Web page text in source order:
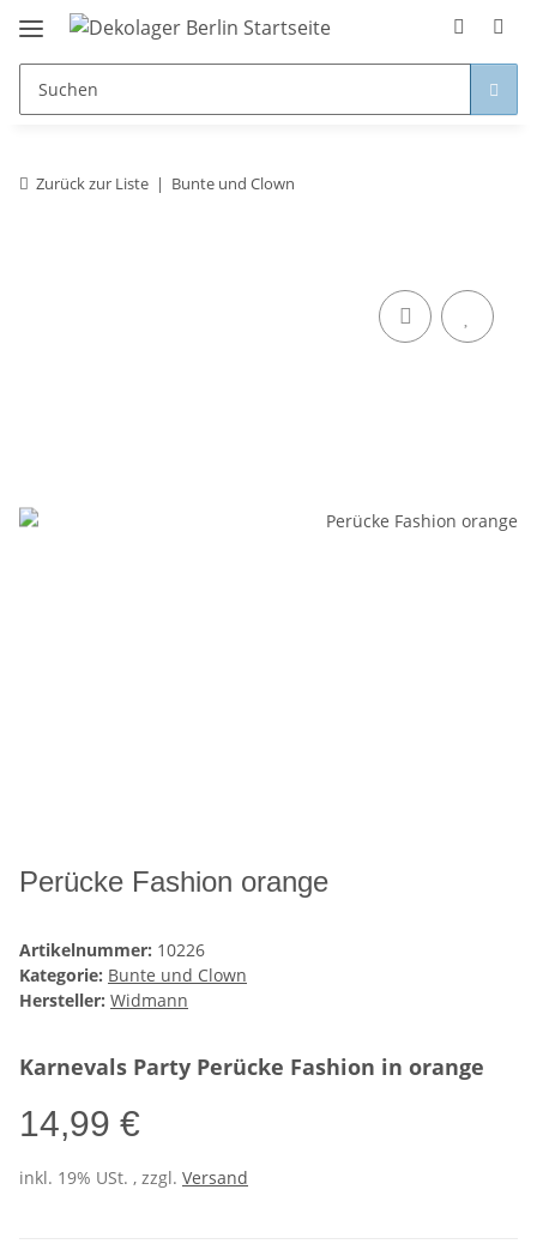
Zurück zur Liste Bunte und Clown
Perücke Fashion orange
Artikelnummer: 10226
Kategorie: Bunte und Clown
Hersteller: Widmann
Karnevals Party Perücke Fashion in orange
14,99 €
inkl. 19% USt. , zzgl. Versand